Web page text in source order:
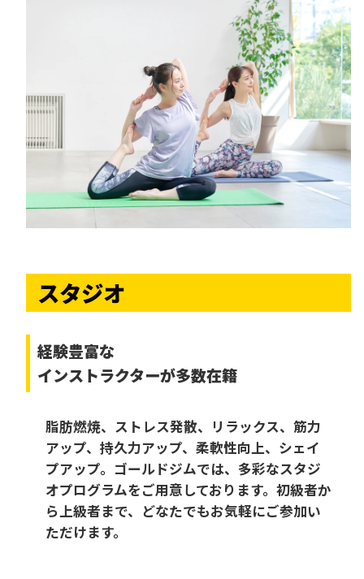
スタジオ
経験豊富な
インストラクターが多数在籍
脂肪燃焼、ストレス発散、リラックス、筋力
アップ、持久力アップ、柔軟性向上、シェイ
プアップ。ゴールドジムでは、多彩なスタジ
オプログラムをご用意しております。初級者か
ら上級者まで、どなたでもお気軽にご参加い
ただけます。